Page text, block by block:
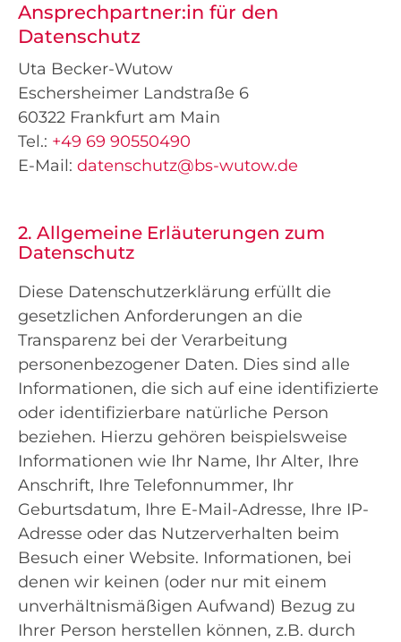
Ansprechpartner:in für den
Datenschutz
Uta Becker-Wutow
Eschersheimer Landstraße 6
60322 Frankfurt am Main
Tel.: +49 69 90550490
E-Mail: datenschutz@bs-wutow.de
2. Allgemeine Erläuterungen zum
Datenschutz
Diese Datenschutzerklärung erfüllt die
gesetzlichen Anforderungen an die
Transparenz bei der Verarbeitung
personenbezogener Daten. Dies sind alle
Informationen, die sich auf eine identifizierte
oder identifizierbare natürliche Person
beziehen. Hierzu gehören beispielsweise
Informationen wie Ihr Name, Ihr Alter, Ihre
Anschrift, Ihre Telefonnummer, Ihr
Geburtsdatum, Ihre E-Mail-Adresse, Ihre IP-
Adresse oder das Nutzerverhalten beim
Besuch einer Website. Informationen, bei
denen wir keinen (oder nur mit einem
unverhältnismäßigen Aufwand) Bezug zu
Ihrer Person herstellen können, z.B. durch